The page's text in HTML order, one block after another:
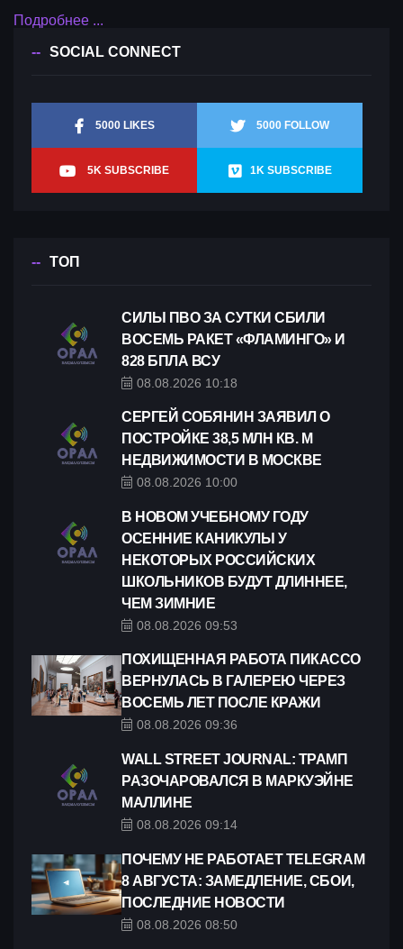
Подробнее ...
SOCIAL CONNECT
5000 LIKES 5000 FOLLOW
5K SUBSCRIBE 1K SUBSCRIBE
ТОП
СИЛЫ ПВО ЗА СУТКИ СБИЛИ
ВОСЕМЬ РАКЕТ «ФЛАМИНГО» И
828 БПЛА ВСУ
08.08.2026 10:18
СЕРГЕЙ СОБЯНИН ЗАЯВИЛ О
ПОСТРОЙКЕ 38,5 МЛН КВ. М
НЕДВИЖИМОСТИ В МОСКВЕ
08.08.2026 10:00
В НОВОМ УЧЕБНОМУ ГОДУ
ОСЕННИЕ КАНИКУЛЫ У
НЕКОТОРЫХ РОССИЙСКИХ
ШКОЛЬНИКОВ БУДУТ ДЛИННЕЕ,
ЧЕМ ЗИМНИЕ
08.08.2026 09:53
ПОХИЩЕННАЯ РАБОТА ПИКАССО
ВЕРНУЛАСЬ В ГАЛЕРЕЮ ЧЕРЕЗ
ВОСЕМЬ ЛЕТ ПОСЛЕ КРАЖИ
08.08.2026 09:36
WALL STREET JOURNAL: ТРАМП
РАЗОЧАРОВАЛСЯ В МАРКУЭЙНЕ
МАЛЛИНЕ
08.08.2026 09:14
ПОЧЕМУ НЕ РАБОТАЕТ TELEGRAM
8 АВГУСТА: ЗАМЕДЛЕНИЕ, СБОИ,
ПОСЛЕДНИЕ НОВОСТИ
08.08.2026 08:50